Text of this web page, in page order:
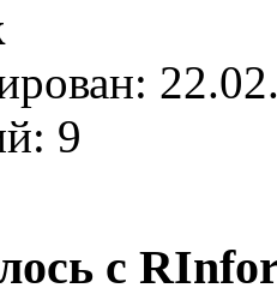
9
с